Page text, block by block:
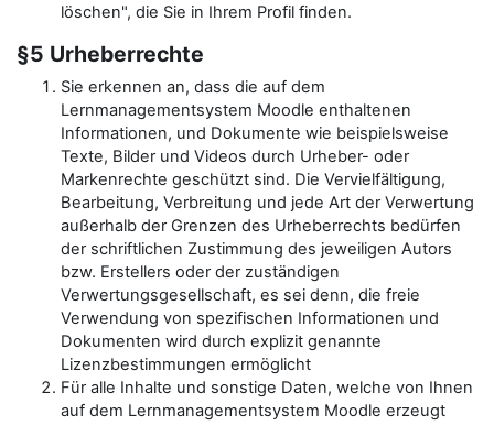
löschen", die Sie in Ihrem Profil finden.
§5 Urheberrechte
Sie erkennen an, dass die auf dem
Lernmanagementsystem Moodle enthaltenen
Informationen, und Dokumente wie beispielsweise
Texte, Bilder und Videos durch Urheber- oder
Markenrechte geschützt sind. Die Vervielfältigung,
Bearbeitung, Verbreitung und jede Art der Verwertung
außerhalb der Grenzen des Urheberrechts bedürfen
der schriftlichen Zustimmung des jeweiligen Autors
bzw. Erstellers oder der zuständigen
Verwertungsgesellschaft, es sei denn, die freie
Verwendung von spezifischen Informationen und
Dokumenten wird durch explizit genannte
Lizenzbestimmungen ermöglicht
Für alle Inhalte und sonstige Daten, welche von Ihnen
auf dem Lernmanagementsystem Moodle erzeugt